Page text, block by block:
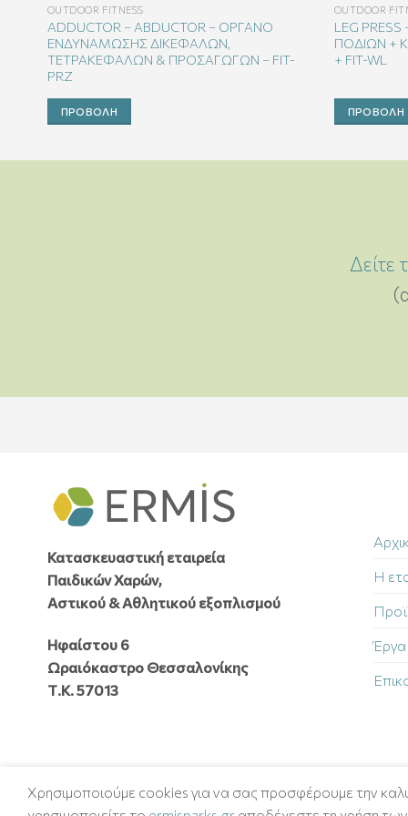
OUTDOOR FITNESS
ADDUCTOR – ABDUCTOR – ΟΡΓΑΝΟ
ΕΝΔΥΝΑΜΩΣΗΣ ΔΙΚΕΦΑΛΩΝ,
ΤΕΤΡΑΚΕΦΑΛΩΝ & ΠΡΟΣΑΓΩΓΩΝ – FIT-
PRZ
ΠΡΟΒΟΛΉ
OUTDOOR
LEG
ΠΟΔΙΩΝ +
+ FIT-WL
ΠΡΟΒΟΛΉ
Δείτε
Κατασκευαστική εταιρεία
Παιδικών Χαρών,
Αστικού & Αθλητικού εξοπλισμού
Ηφαίστου 6
Ωραιόκαστρο Θεσσαλονίκης
Τ.Κ. 57013
Η
Έργα
Χρησιμοποιούμε cookies για να σας προσφέρουμε την